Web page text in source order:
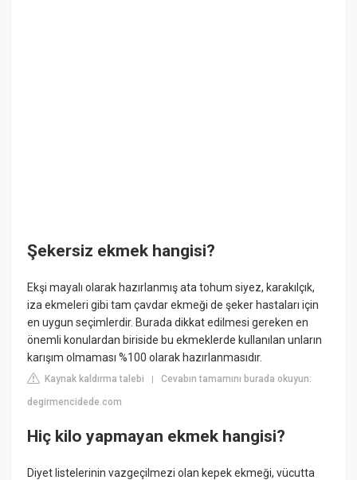
Şekersiz ekmek hangisi?
Ekşi mayalı olarak hazırlanmış ata tohum siyez, karakılçık,
iza ekmeleri gibi tam çavdar ekmeği de şeker hastaları için
en uygun seçimlerdir. Burada dikkat edilmesi gereken en
önemli konulardan biriside bu ekmeklerde kullanılan unların
karışım olmaması %100 olarak hazırlanmasıdır.
Kaynak kaldırma talebi |Cevabın tamamını burada okuyun:
degirmencidede.com
Hiç kilo yapmayan ekmek hangisi?
Diyet listelerinin vazgeçilmezi olan kepek ekmeği, vücutta